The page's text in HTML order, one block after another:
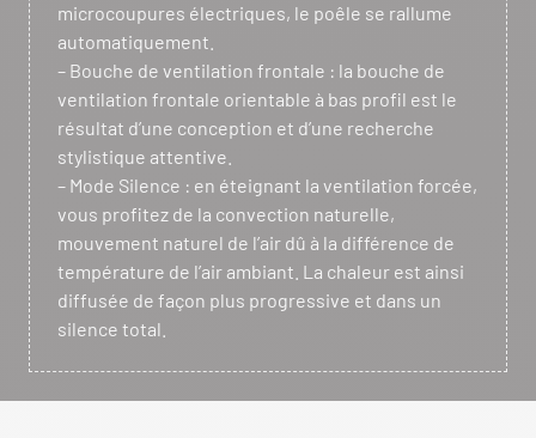
microcoupures électriques, le poêle se rallume
automatiquement.
– Bouche de ventilation frontale : la bouche de
ventilation frontale orientable à bas profil est le
résultat d’une conception et d’une recherche
stylistique attentive.
– Mode Silence : en éteignant la ventilation forcée,
vous profitez de la convection naturelle,
mouvement naturel de l’air dû à la différence de
température de l’air ambiant. La chaleur est ainsi
diffusée de façon plus progressive et dans un
silence total.